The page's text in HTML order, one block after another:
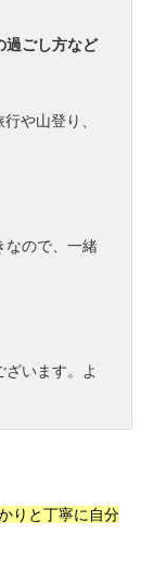
過ごし方など
や山登り、
なので、一緒
います。よ
りと丁寧に自分